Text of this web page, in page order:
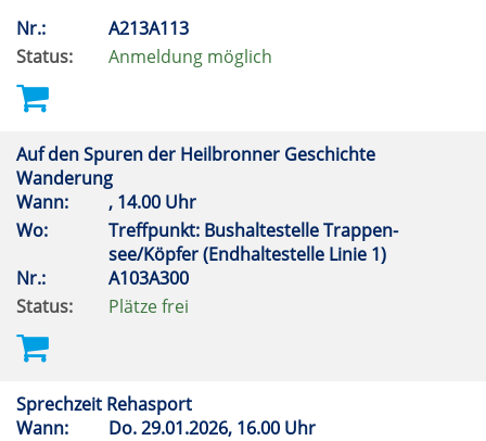
Nr.:
A213A113
Status:
Anmeldung möglich
Auf den Spuren der Heilbronner Geschichte
Wanderung
Wann:
, 14.00 Uhr
Wo:
Treffpunkt: Bushaltestelle Trappen-
see/Köpfer (Endhaltestelle Linie 1)
Nr.:
A103A300
Status:
Plätze frei
Sprechzeit Rehasport
Wann:
Do.29.01.2026, 16.00 Uhr